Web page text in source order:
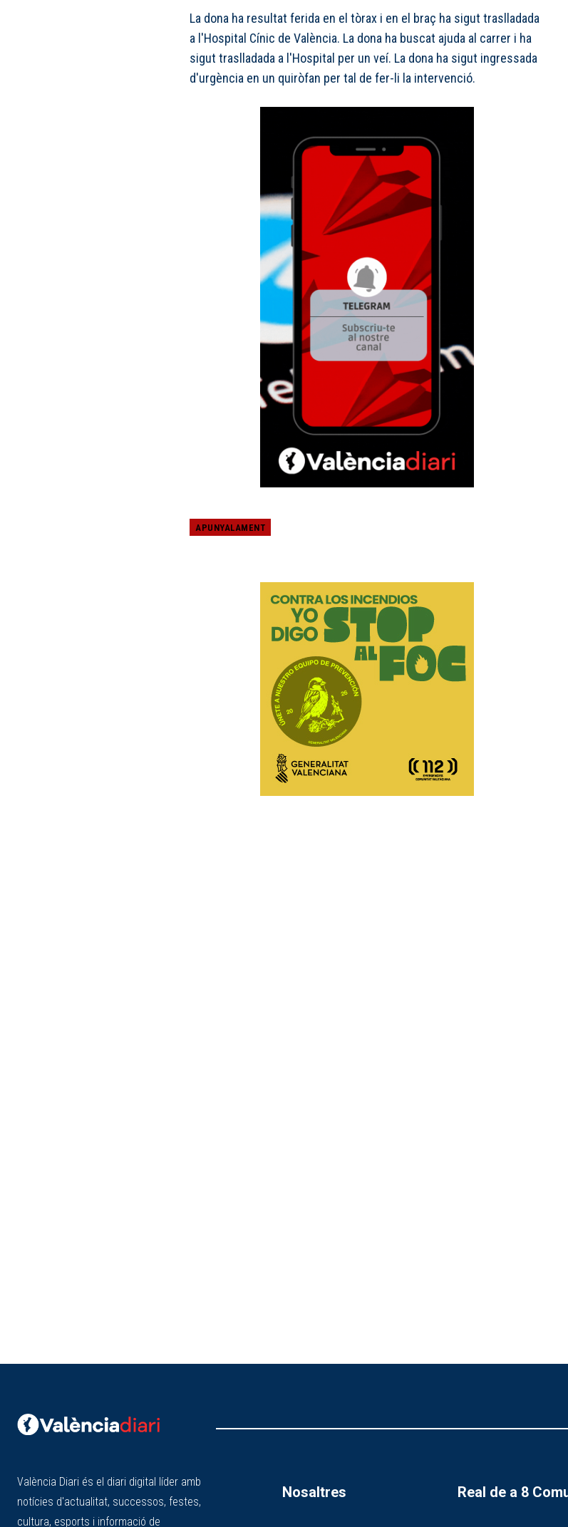
La dona ha resultat ferida en el tòrax i en el braç ha sigut traslladada
a l'Hospital Cínic de València. La dona ha buscat ajuda al carrer i ha
sigut traslladada a l'Hospital per un veí. La dona ha sigut ingressada
d'urgència en un quiròfan per tal de fer-li la intervenció.
APUNYALAMENT
València Diari és el diari digital líder amb
notícies d'actualitat, successos, festes,
cultura, esports i informació de
Nosaltres Real de a 8